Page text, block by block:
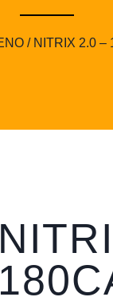
/ NITRIX 2.0 –